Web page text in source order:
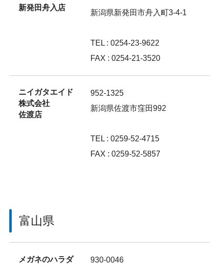
新発田舟入店
新潟県新発田市舟入町3-4-1
TEL : 0254-23-9622
FAX : 0254-21-3520
ニイガタエイド
株式会社
佐渡店
952-1325
新潟県佐渡市窪田992
TEL : 0259-52-4715
FAX : 0259-52-5857
富山県
メガネのハラダ
930-0046